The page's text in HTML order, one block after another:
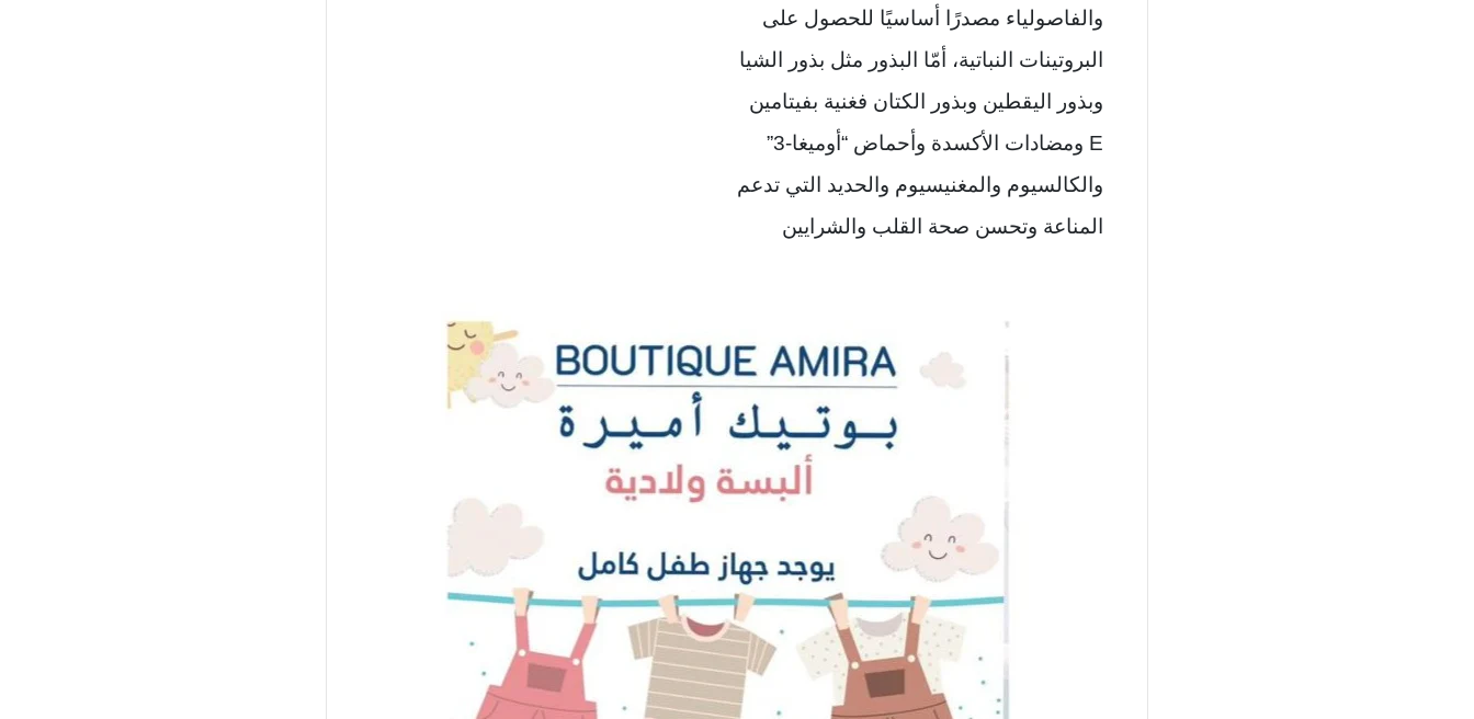
والفاصولياء مصدرًا أساسيًا للحصول على
البروتينات النباتية، أمّا البذور مثل بذور الشيا
وبذور اليقطين وبذور الكتان فغنية بفيتامين
E ومضادات الأكسدة وأحماض “أوميغا-3”
والكالسيوم والمغنيسيوم والحديد التي تدعم
المناعة وتحسن صحة القلب والشرايين